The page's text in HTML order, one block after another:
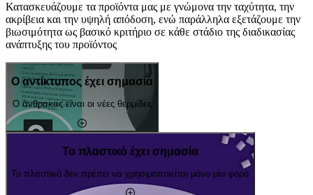
Κατασκευάζουμε τα προϊόντα μας με γνώμονα την ταχύτητα, την
ακρίβεια και την υψηλή απόδοση, ενώ παράλληλα εξετάζουμε την
βιωσιμότητα ως βασικό κριτήριο σε κάθε στάδιο της διαδικασίας
ανάπτυξης του προϊόντος
Ο αντίκτυπος έχει σημασία
Ο άνθρακας είναι οι νέες θερμίδες
Το πλαστικό έχει σημασία
Το πλαστικό δεν πρέπει να χρησιμοποιείται μόνο μία φορά